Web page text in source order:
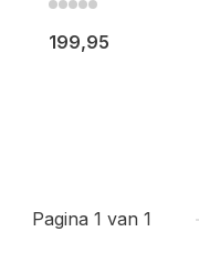
199,95
Pagina 1 van 1